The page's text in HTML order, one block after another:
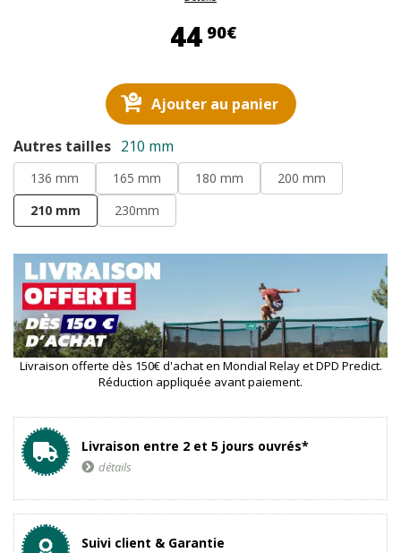
44 90€44,90 €
Ajouter au panier
Autres tailles 210 mm
136 mm 165 mm 180 mm
200 mm
210 mm
230mm
Livraison offerte dès 150€ d'achat en Mondial Relay et DPD Predict.
Réduction appliquée avant paiement.
Livraison entre 2 et 5 jours ouvrés*
détails
Suivi client & Garantie